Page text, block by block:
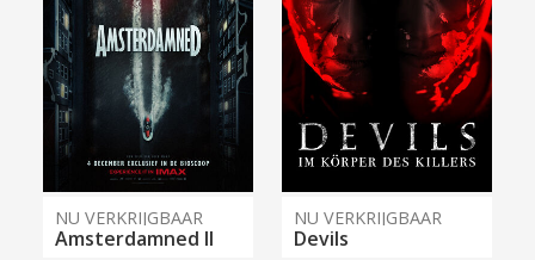
NU VERKRIJGBAAR
Amsterdamned II
NU VERKRIJGBAAR
Devils